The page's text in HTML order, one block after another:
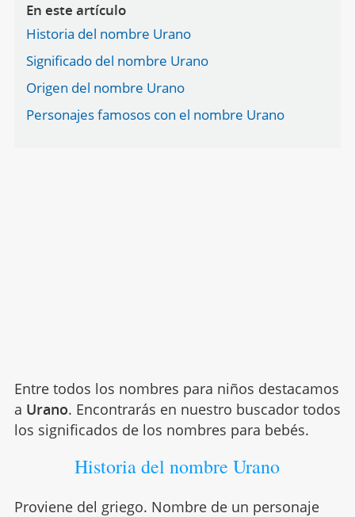
En este artículo
Historia del nombre Urano
Significado del nombre Urano
Origen del nombre Urano
Personajes famosos con el nombre Urano
Entre todos los nombres para niños destacamos
a Urano. Encontrarás en nuestro buscador todos
los significados de los nombres para bebés.
Historia del nombre Urano
Proviene del griego. Nombre de un personaje